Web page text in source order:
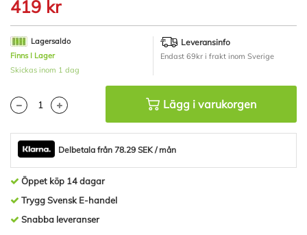
början
av
bildgalleriet
419 kr
Lagersaldo
Finns I Lager
Skickas inom 1 dag
Leveransinfo
Endast 69kr i frakt inom Sverige
Lägg i varukorgen
Delbetala från 78.29 SEK / mån
Öppet köp 14 dagar
Trygg Svensk E-handel
Snabba leveranser